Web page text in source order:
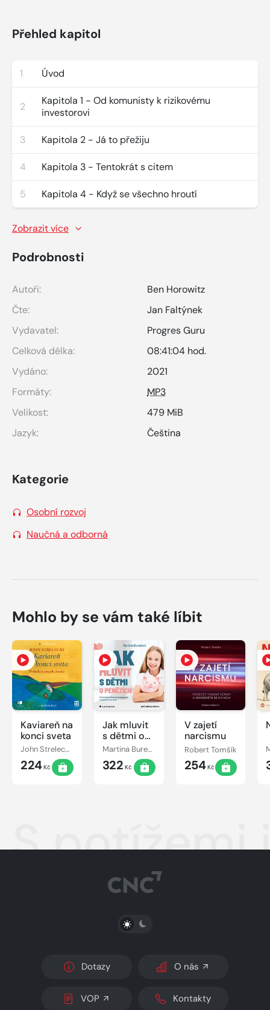
Přehled kapitol
1 Úvod
2
Kapitola 1 - Od komunisty k rizikovému
investorovi
3 Kapitola 2 - Já to přežiju
4 Kapitola 3 - Tentokrát s citem
5 Kapitola 4 - Když se všechno hroutí
Zobrazit více
Podrobnosti
Autoři:
Ben Horowitz
Čte:
Jan Faltýnek
Vydavatel:
Progres Guru
Celková délka:
08:41:04 hod.
Vydáno:
2021
Formáty:
MP3
Velikost:
479 MiB
Jazyk:
Čeština
Kategorie
Osobní rozvoj
Naučná a odborná
Mohlo by se vám také líbit
Kaviareň na
konci sveta
John Strelecky
224Kč
Jak mluvit
s dětmi o
penězích Martina Burešová
322 Kč
V zajetí
narcismu
Robert Tomšík
254Kč
S potížemi
PŘEPNOUT SVĚTLÝ/TMAVÝ REŽIM
Dotazy O nás
VOP Kontakty